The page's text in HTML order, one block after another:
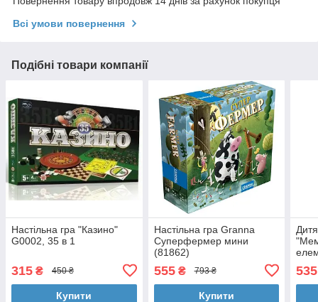
Всі умови повернення
Подібні товари компанії
Настільна гра "Казино"
G0002, 35 в 1
315 ₴ 450 ₴
Купити
Настільна гра Granna
Суперфермер мини
(81862)
555₴ 793 ₴
Купити
535